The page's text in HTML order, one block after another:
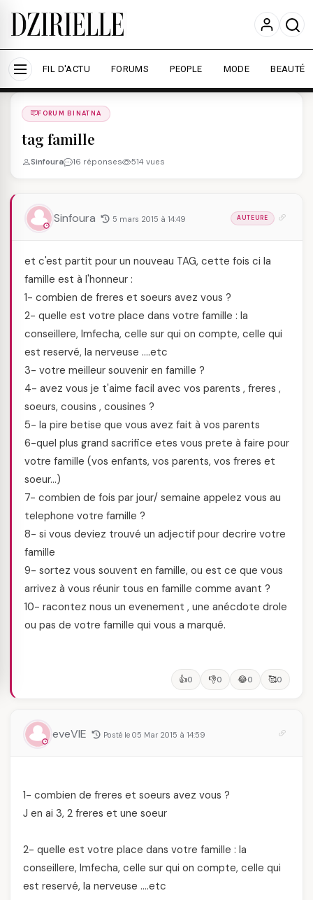
Nous utilisons des cookies pour améliorer votre
expérience et mesurer l'audience.
En savoir plus
Accepter tout Personnaliser
FIL D'ACTU FORUMS PEOPLE MODE BEAUTÉ
Forums
FORUM BINATNA
tag famille
Sinfoura 16 réponses 514 vues
Sinfoura 5 mars 2015 à 14:49 AUTEURE
et c'est partit pour un nouveau TAG, cette fois ci la
famille est à l'honneur :
1- combien de freres et soeurs avez vous ?
2- quelle est votre place dans votre famille : la
conseillere, lmfecha, celle sur qui on compte, celle qui
est reservé, la nerveuse ….etc
3- votre meilleur souvenir en famille ?
4- avez vous je t'aime facil avec vos parents , freres ,
soeurs, cousins , cousines ?
5- la pire betise que vous avez fait à vos parents
6-quel plus grand sacrifice etes vous prete à faire pour
votre famille (vos enfants, vos parents, vos freres et
soeur…)
7- combien de fois par jour/ semaine appelez vous au
telephone votre famille ?
8- si vous deviez trouvé un adjectif pour decrire votre
famille
9- sortez vous souvent en famille, ou est ce que vous
arrivez à vous réunir tous en famille comme avant ?
10- racontez nous un evenement , une anécdote drole
ou pas de votre famille qui vous a marqué.
👍0 👎0 😂0 🥰0
eveVIE Posté le 05 Mar 2015 à 14:59
1- combien de freres et soeurs avez vous ?
J en ai 3, 2 freres et une soeur
2- quelle est votre place dans votre famille : la
conseillere, lmfecha, celle sur qui on compte, celle qui
est reservé, la nerveuse ….etc